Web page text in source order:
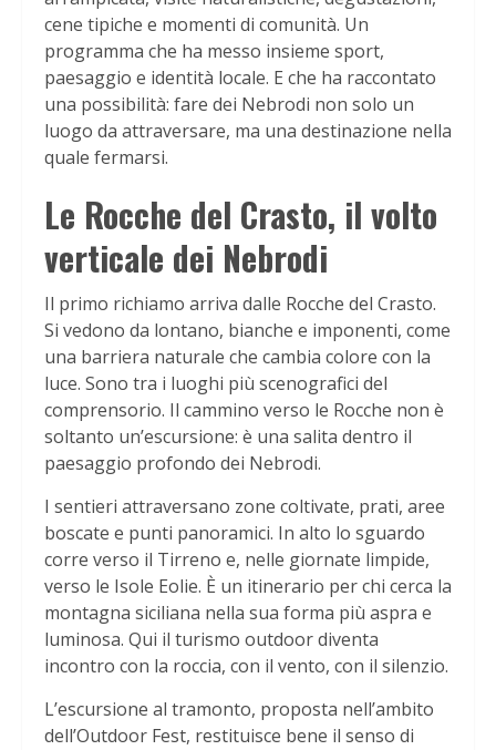
cene tipiche e momenti di comunità. Un
programma che ha messo insieme sport,
paesaggio e identità locale. E che ha raccontato
una possibilità: fare dei Nebrodi non solo un
luogo da attraversare, ma una destinazione nella
quale fermarsi.
Le Rocche del Crasto, il volto
verticale dei Nebrodi
Il primo richiamo arriva dalle Rocche del Crasto.
Si vedono da lontano, bianche e imponenti, come
una barriera naturale che cambia colore con la
luce. Sono tra i luoghi più scenografici del
comprensorio. Il cammino verso le Rocche non è
soltanto un’escursione: è una salita dentro il
paesaggio profondo dei Nebrodi.
I sentieri attraversano zone coltivate, prati, aree
boscate e punti panoramici. In alto lo sguardo
corre verso il Tirreno e, nelle giornate limpide,
verso le Isole Eolie. È un itinerario per chi cerca la
montagna siciliana nella sua forma più aspra e
luminosa. Qui il turismo outdoor diventa
incontro con la roccia, con il vento, con il silenzio.
L’escursione al tramonto, proposta nell’ambito
dell’Outdoor Fest, restituisce bene il senso di